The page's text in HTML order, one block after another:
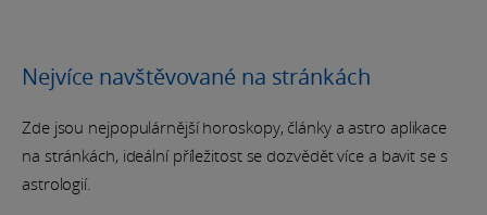
Nejvíce navštěvované na stránkách
Zde jsou nejpopulárnější horoskopy, články a astro aplikace
na stránkách, ideální příležitost se dozvědět více a bavit se s
astrologií.